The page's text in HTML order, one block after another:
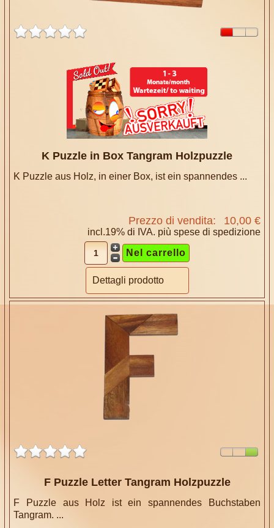
K Puzzle in Box Tangram Holzpuzzle
K Puzzle aus Holz, in einer Box, ist ein spannendes ...
Prezzo di vendita: 10,00 €
incl.19% di IVA. più spese di spedizione
Dettagli prodotto
F Puzzle Letter Tangram Holzpuzzle
F Puzzle aus Holz ist ein spannendes Buchstaben
Tangram. ...